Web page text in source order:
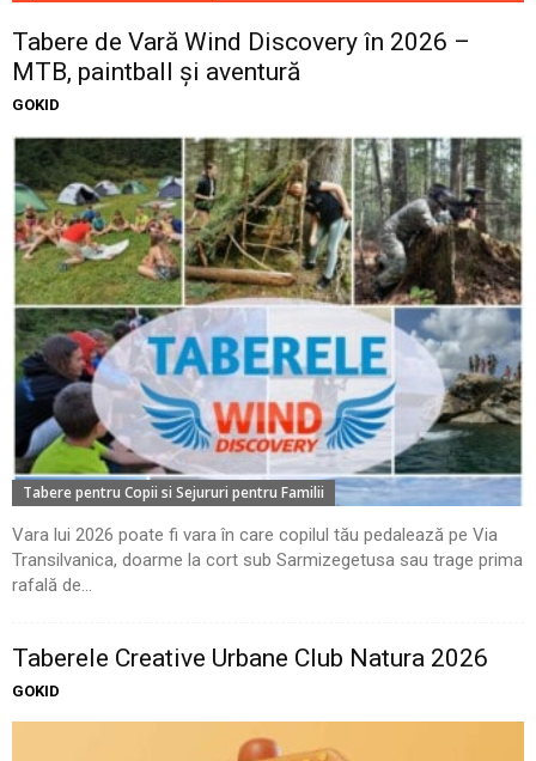
Tabere de Vară Wind Discovery în 2026 –
MTB, paintball și aventură
GOKID
Tabere pentru Copii si Sejururi pentru Familii
Vara lui 2026 poate fi vara în care copilul tău pedalează pe Via
Transilvanica, doarme la cort sub Sarmizegetusa sau trage prima
rafală de...
Taberele Creative Urbane Club Natura 2026
GOKID